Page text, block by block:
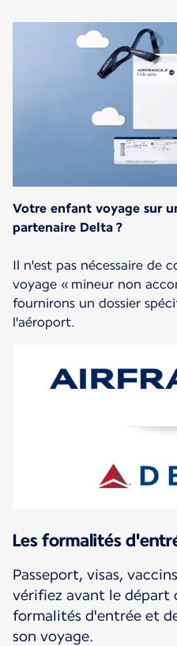
Votre enfant voyage sur
partenaire Delta ?
Il n'est pas nécessaire de
voyage « mineur non
fournirons un dossier
l'aéroport.
Les formalités
Passeport, visas,
vérifiez avant le départ
formalités d'entrée et
son voyage.